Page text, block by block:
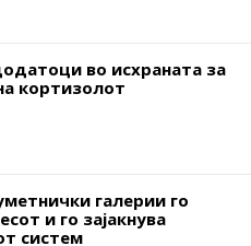
во исхраната за
кортизолот
галерии го
и го зајакнува
систем